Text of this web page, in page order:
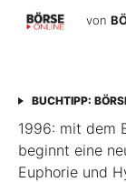
von
BUCHTIPP:
1996: mit dem
beginnt eine
Euphorie und